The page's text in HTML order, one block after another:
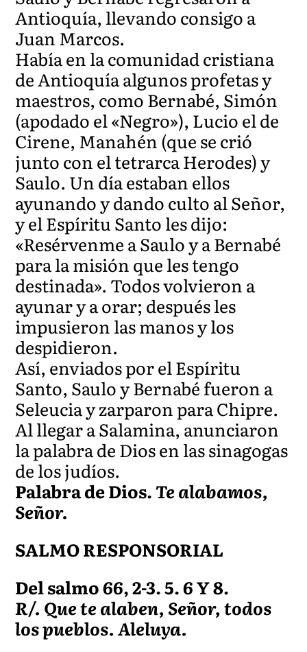
Antioquía, llevando consigo a
Juan Marcos.
Había en la comunidad cristiana
de Antioquía algunos profetas y
maestros, como Bernabé, Simón
(apodado el «Negro»), Lucio el de
Cirene, Manahén (que se crió
junto con el tetrarca Herodes) y
Saulo. Un día estaban ellos
ayunando y dando culto al Señor,
y el Espíritu Santo les dijo:
«Resérvenme a Saulo y a Bernabé
para la misión que les tengo
destinada». Todos volvieron a
ayunar y a orar; después les
impusieron las manos y los
despidieron.
Así, enviados por el Espíritu
Santo, Saulo y Bernabé fueron a
Seleucia y zarparon para Chipre.
Al llegar a Salamina, anunciaron
la palabra de Dios en las sinagogas
de los judíos.
Palabra de Dios.Te alabamos,
Señor.
SALMO RESPONSORIAL
Del salmo 66, 2-3. 5. 6 Y 8.
R/. Que te alaben, Señor, todos
los pueblos. Aleluya.